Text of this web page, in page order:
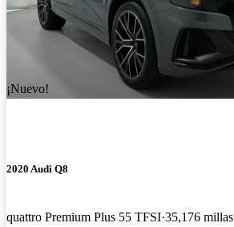
¡Nuevo!
2020 Audi Q8
quattro Premium Plus 55 TFSI 35,176 millas